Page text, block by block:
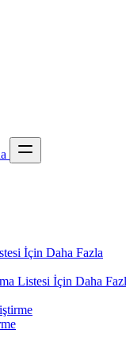
İçin Daha Fazla
Listesi İçin Daha